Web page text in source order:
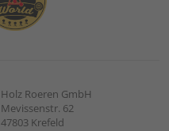
Holz Roeren GmbH
Mevissenstr. 62
47803 Krefeld